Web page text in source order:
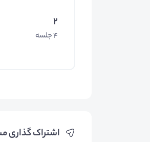
2
4 جلسه
اشتراک گذاری